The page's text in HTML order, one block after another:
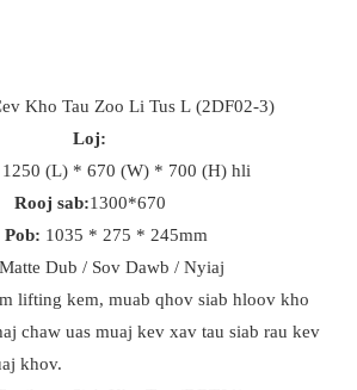
Kho Tau Zoo Li Tus L (2DF02-3)
Loj:
1250 (L) * 670 (W) * 700 (H) hli
Rooj sab:1300*670
1035 * 275 * 245mm
Matte Dub / Sov Dawb / Nyiaj
lifting kem, muab qhov siab hloov kho
chaw uas muaj kev xav tau siab rau kev
khov.